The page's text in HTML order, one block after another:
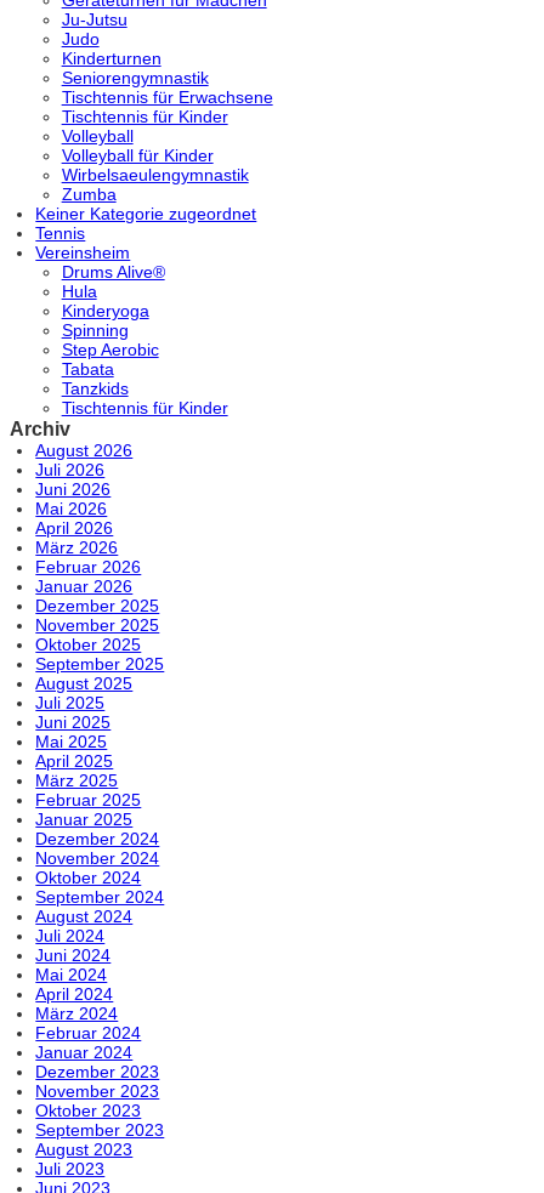
Ju-Jutsu
Judo
Kinderturnen
Seniorengymnastik
Tischtennis für Erwachsene
Tischtennis für Kinder
Volleyball
Volleyball für Kinder
Wirbelsaeulengymnastik
Zumba
Keiner Kategorie zugeordnet
Tennis
Vereinsheim
Drums Alive®
Hula
Kinderyoga
Spinning
Step Aerobic
Tabata
Tanzkids
Tischtennis für Kinder
Archiv
August 2026
Juli 2026
Juni 2026
Mai 2026
April 2026
März 2026
Februar 2026
Januar 2026
Dezember 2025
November 2025
Oktober 2025
September 2025
August 2025
Juli 2025
Juni 2025
Mai 2025
April 2025
März 2025
Februar 2025
Januar 2025
Dezember 2024
November 2024
Oktober 2024
September 2024
August 2024
Juli 2024
Juni 2024
Mai 2024
April 2024
März 2024
Februar 2024
Januar 2024
Dezember 2023
November 2023
Oktober 2023
September 2023
August 2023
Juli 2023
Juni 2023